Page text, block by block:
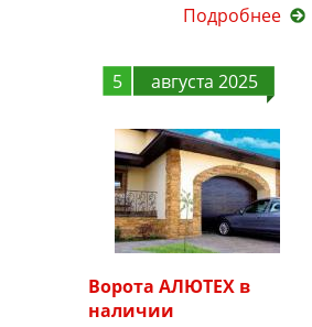
Подробнее
5 августа 2025
Ворота АЛЮТЕХ в
наличии